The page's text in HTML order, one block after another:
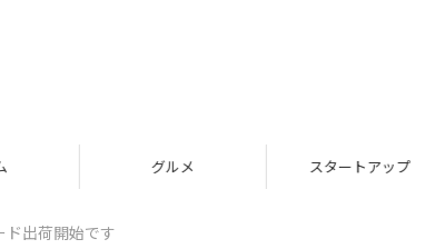
スタートアップ
ド出荷開始です